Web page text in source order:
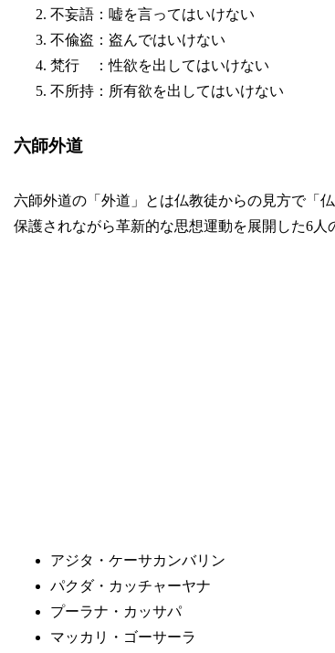
不妄語：嘘を言ってはいけない
不偸盗：盗んではいけない
梵行 ：性欲を出してはいけない
不所持：所有欲を出してはいけない
六師外道
六師外道の「外道」とは仏教徒からの見方で「
保護されながら革新的な思想運動を展開した6人
アジタ・ケーサカンバリン
パクダ・カッチャーヤナ
プーラナ・カッサパ
マッカリ・ゴーサーラ